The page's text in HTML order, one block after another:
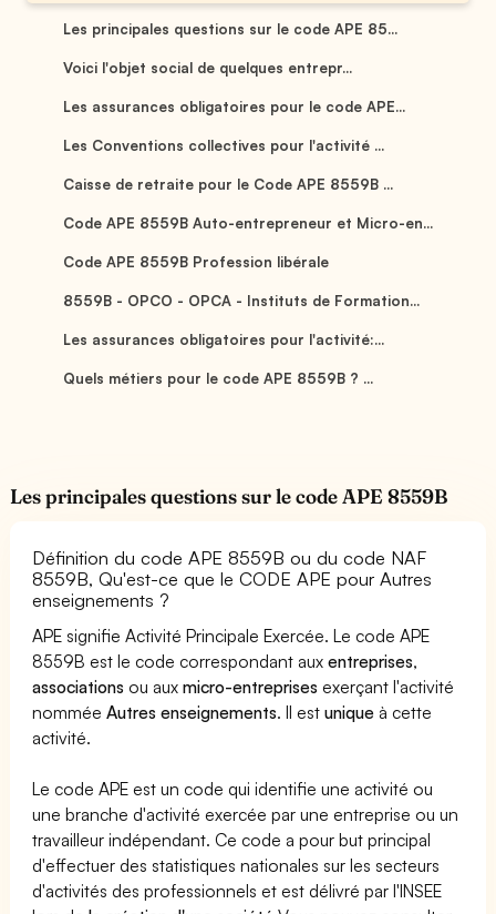
Les principales questions sur le code APE 85...
Voici l'objet social de quelques entrepr...
Les assurances obligatoires pour le code APE...
Les Conventions collectives pour l'activité ...
Caisse de retraite pour le Code APE 8559B ...
Code APE 8559B Auto-entrepreneur et Micro-en...
Code APE 8559B Profession libérale
8559B - OPCO - OPCA - Instituts de Formation...
Les assurances obligatoires pour l'activité:...
Quels métiers pour le code APE 8559B ? ...
Les principales questions sur le code APE 8559B
Définition du code APE 8559B ou du code NAF
8559B, Qu'est-ce que le CODE APE pour Autres
enseignements ?
APE signifie Activité Principale Exercée. Le code APE
8559B est le code correspondant auxentreprises,
associations ou auxmicro-entreprises exerçant l'activité
nomméeAutres enseignements. Il estunique à cette
activité.
Le code APE est un code qui identifie une activité ou
une branche d'activité exercée par une entreprise ou un
travailleur indépendant. Ce code a pour but principal
d'effectuer des statistiques nationales sur les secteurs
d'activités des professionnels et est délivré par l'INSEE